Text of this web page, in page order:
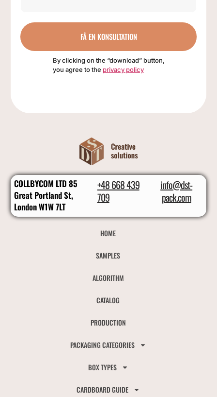
FÅ EN KONSULTATION
By clicking on the “download” button,
you agree to the privacy policy
COLLBYCOM LTD 85
Great Portland St,
London W1W 7LT
+48 668 439
709
info@dst-
pack.com
HOME
SAMPLES
ALGORITHM
CATALOG
PRODUCTION
PACKAGING CATEGORIES
BOX TYPES
CARDBOARD GUIDE